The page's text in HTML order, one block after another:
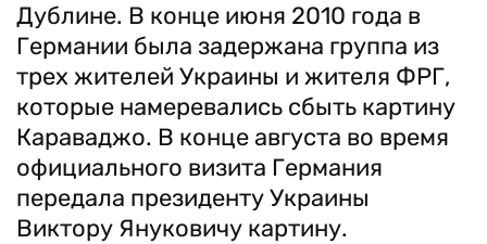
Дублине. В конце июня 2010 года в
Германии была задержана группа из
трех жителей Украины и жителя ФРГ,
которые намеревались сбыть картину
Караваджо. В конце августа во время
официального визита Германия
передала президенту Украины
Виктору Януковичу картину.